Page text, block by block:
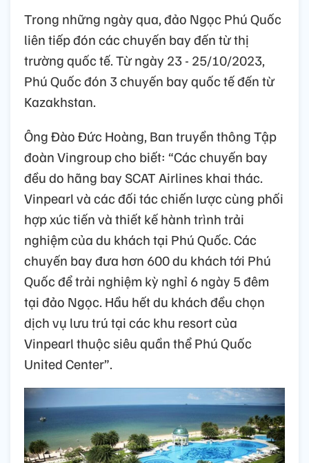
Trong những ngày qua, đảo Ngọc Phú Quốc
liên tiếp đón các chuyến bay đến từ thị
trường quốc tế. Từ ngày 23 - 25/10/2023,
Phú Quốc đón 3 chuyến bay quốc tế đến từ
Kazakhstan.
Ông Đào Đức Hoàng, Ban truyền thông Tập
đoàn Vingroup cho biết: “Các chuyến bay
đều do hãng bay SCAT Airlines khai thác.
Vinpearl và các đối tác chiến lược cùng phối
hợp xúc tiến và thiết kế hành trình trải
nghiệm của du khách tại Phú Quốc. Các
chuyến bay đưa hơn 600 du khách tới Phú
Quốc để trải nghiệm kỳ nghỉ 6 ngày 5 đêm
tại đảo Ngọc. Hầu hết du khách đều chọn
dịch vụ lưu trú tại các khu resort của
Vinpearl thuộc siêu quần thể Phú Quốc
United Center”.